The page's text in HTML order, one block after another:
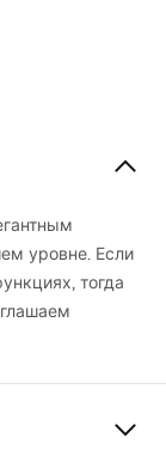
уровне. Если
тогда